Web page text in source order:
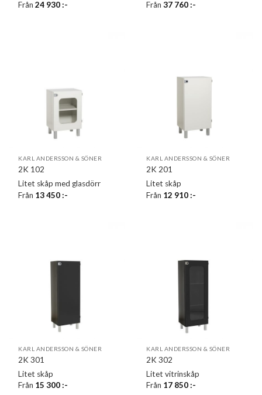
Från24 930:- Från37 760:-
KARL ANDERSSON & SÖNER
2K 102
Litet skåp med glasdörr
Från 13 450:-
KARL ANDERSSON & SÖNER
2K 201
Litet skåp
Från 12 910:-
KARL ANDERSSON & SÖNER
2K 301
Litet skåp
Från 15 300:-
KARL ANDERSSON & SÖNER
2K 302
Litet vitrinskåp
Från 17 850:-